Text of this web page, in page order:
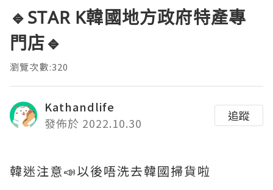
🔹STAR K韓國地方政府特產專
門店🔹
瀏覽次數:320
Kathandlife
發佈於 2022.10.30
追蹤
韓迷注意📣以後唔洗去韓國掃貨啦